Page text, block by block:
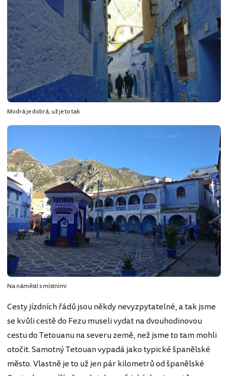
Modrá je dobrá, už je to tak
Na náměstí s místními
Cesty jízdních řádů jsou někdy nevyzpytatelné, a tak jsme
se kvůli cestě do Fezu museli vydat na dvouhodinovou
cestu do Tetouanu na severu země, než jsme to tam mohli
otočit. Samotný Tetouan vypadá jako typické španělské
město. Vlastně je to už jen pár kilometrů od španělské